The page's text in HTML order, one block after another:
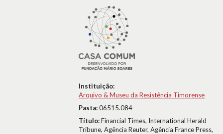
Instituição:
Arquivo & Museu da Resistência Timorense
Pasta:06515.084
Título:Financial Times, International Herald
Tribune, Agência Reuter, Agência France Press,